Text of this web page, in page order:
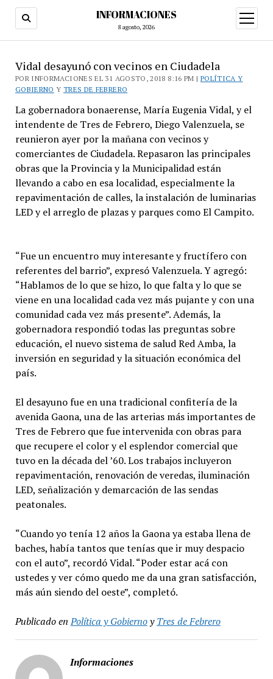
INFORMACIONES
8 agosto, 2026
abrir
menú
Vidal desayunó con vecinos en Ciudadela
POR INFORMACIONES EL 31 AGOSTO, 2018 8:16 PM | POLÍTICA Y
GOBIERNO Y TRES DE FEBRERO
La gobernadora bonaerense, María Eugenia Vidal, y el
intendente de Tres de Febrero, Diego Valenzuela, se
reunieron ayer por la mañana con vecinos y
comerciantes de Ciudadela. Repasaron las principales
obras que la Provincia y la Municipalidad están
llevando a cabo en esa localidad, especialmente la
repavimentación de calles, la instalación de luminarias
LED y el arreglo de plazas y parques como El Campito.
“Fue un encuentro muy interesante y fructífero con
referentes del barrio”, expresó Valenzuela. Y agregó:
“Hablamos de lo que se hizo, lo que falta y lo que se
viene en una localidad cada vez más pujante y con una
comunidad cada vez más presente”. Además, la
gobernadora respondió todas las preguntas sobre
educación, el nuevo sistema de salud Red Amba, la
inversión en seguridad y la situación económica del
país.
El desayuno fue en una tradicional confitería de la
avenida Gaona, una de las arterias más importantes de
Tres de Febrero que fue intervenida con obras para
que recupere el color y el esplendor comercial que
tuvo en la década del ’60. Los trabajos incluyeron
repavimentación, renovación de veredas, iluminación
LED, señalización y demarcación de las sendas
peatonales.
“Cuando yo tenía 12 años la Gaona ya estaba llena de
baches, había tantos que tenías que ir muy despacio
con el auto”, recordó Vidal. “Poder estar acá con
ustedes y ver cómo quedo me da una gran satisfacción,
más aún siendo del oeste”, completó.
Publicado en Política y GobiernoyTres de Febrero
Informaciones